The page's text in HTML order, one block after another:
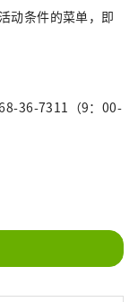
动条件的菜单，即
36-7311（9：00-